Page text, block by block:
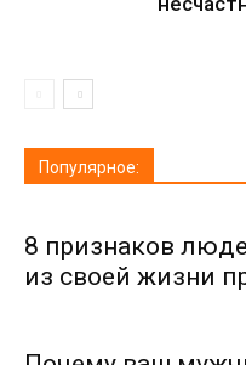
Популярное:
8 признаков
из своей жизни